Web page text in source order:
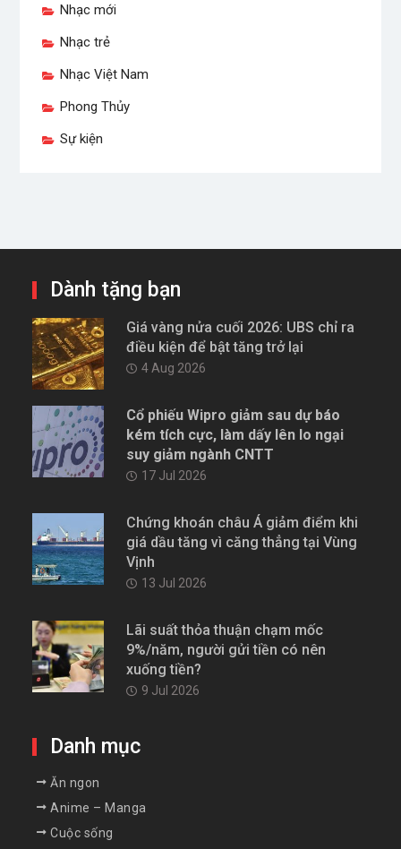
Nhạc mới
Nhạc trẻ
Nhạc Việt Nam
Phong Thủy
Sự kiện
Dành tặng bạn
Giá vàng nửa cuối 2026: UBS chỉ ra
điều kiện để bật tăng trở lại
4 Aug 2026
Cổ phiếu Wipro giảm sau dự báo
kém tích cực, làm dấy lên lo ngại
suy giảm ngành CNTT
17 Jul 2026
Chứng khoán châu Á giảm điểm khi
giá dầu tăng vì căng thẳng tại Vùng
Vịnh
13 Jul 2026
Lãi suất thỏa thuận chạm mốc
9%/năm, người gửi tiền có nên
xuống tiền?
9 Jul 2026
Danh mục
Ăn ngon
Anime – Manga
Cuộc sống